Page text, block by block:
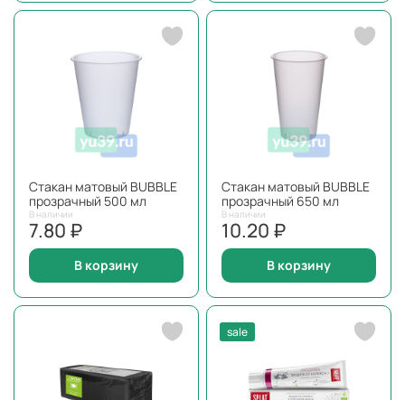
Стакан матовый BUBBLE
прозрачный 500 мл
В наличии
7.80 ₽
В корзину
Стакан матовый BUBBLE
прозрачный 650 мл
В наличии
10.20 ₽
В корзину
sale